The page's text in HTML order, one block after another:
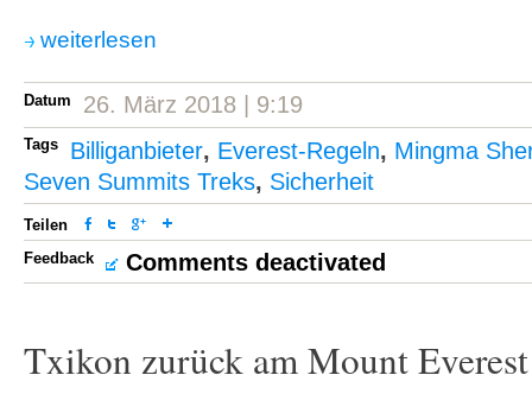
weiterlesen
Datum 26. März 2018 | 9:19
Tags Billiganbieter, Everest-Regeln, Mingma
Seven Summits Treks, Sicherheit
Teilen
Feedback
Comments deactivated
Txikon zurück am Mount Everest